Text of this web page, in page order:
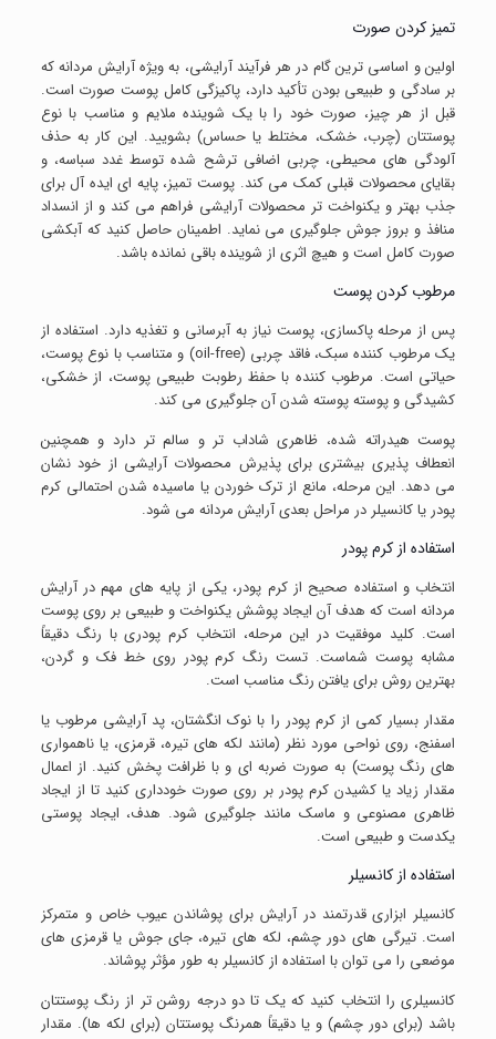
تمیز کردن صورت
اولین و اساسی ترین گام در هر فرآیند آرایشی، به ویژه آرایش مردانه که
بر سادگی و طبیعی بودن تأکید دارد، پاکیزگی کامل پوست صورت است.
قبل از هر چیز، صورت خود را با یک شوینده ملایم و مناسب با نوع
پوستتان (چرب، خشک، مختلط یا حساس) بشویید. این کار به حذف
آلودگی های محیطی، چربی اضافی ترشح شده توسط غدد سباسه، و
بقایای محصولات قبلی کمک می کند. پوست تمیز، پایه ای ایده آل برای
جذب بهتر و یکنواخت تر محصولات آرایشی فراهم می کند و از انسداد
منافذ و بروز جوش جلوگیری می نماید. اطمینان حاصل کنید که آبکشی
صورت کامل است و هیچ اثری از شوینده باقی نمانده باشد.
مرطوب کردن پوست
پس از مرحله پاکسازی، پوست نیاز به آبرسانی و تغذیه دارد. استفاده از
یک مرطوب کننده سبک، فاقد چربی (oil-free) و متناسب با نوع پوست،
حیاتی است. مرطوب کننده با حفظ رطوبت طبیعی پوست، از خشکی،
کشیدگی و پوسته پوسته شدن آن جلوگیری می کند.
پوست هیدراته شده، ظاهری شاداب تر و سالم تر دارد و همچنین
انعطاف پذیری بیشتری برای پذیرش محصولات آرایشی از خود نشان
می دهد. این مرحله، مانع از ترک خوردن یا ماسیده شدن احتمالی کرم
پودر یا کانسیلر در مراحل بعدی آرایش مردانه می شود.
استفاده از کرم پودر
انتخاب و استفاده صحیح از کرم پودر، یکی از پایه های مهم در آرایش
مردانه است که هدف آن ایجاد پوشش یکنواخت و طبیعی بر روی پوست
است. کلید موفقیت در این مرحله، انتخاب کرم پودری با رنگ دقیقاً
مشابه پوست شماست. تست رنگ کرم پودر روی خط فک و گردن،
بهترین روش برای یافتن رنگ مناسب است.
مقدار بسیار کمی از کرم پودر را با نوک انگشتان، پد آرایشی مرطوب یا
اسفنج، روی نواحی مورد نظر (مانند لکه های تیره، قرمزی، یا ناهمواری
های رنگ پوست) به صورت ضربه ای و با ظرافت پخش کنید. از اعمال
مقدار زیاد یا کشیدن کرم پودر بر روی صورت خودداری کنید تا از ایجاد
ظاهری مصنوعی و ماسک مانند جلوگیری شود. هدف، ایجاد پوستی
یکدست و طبیعی است.
استفاده از کانسیلر
کانسیلر ابزاری قدرتمند در آرایش برای پوشاندن عیوب خاص و متمرکز
است. تیرگی های دور چشم، لکه های تیره، جای جوش یا قرمزی های
موضعی را می توان با استفاده از کانسیلر به طور مؤثر پوشاند.
کانسیلری را انتخاب کنید که یک تا دو درجه روشن تر از رنگ پوستتان
باشد (برای دور چشم) و یا دقیقاً همرنگ پوستتان (برای لکه ها). مقدار